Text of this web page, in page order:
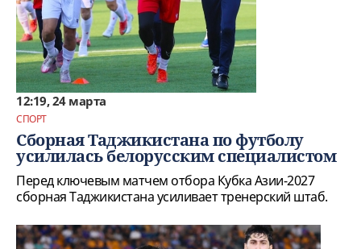
12:19, 24 марта
СПОРТ
Сборная Таджикистана по футболу
усилилась белорусским специалистом
Перед ключевым матчем отбора Кубка Азии-2027
сборная Таджикистана усиливает тренерский штаб.